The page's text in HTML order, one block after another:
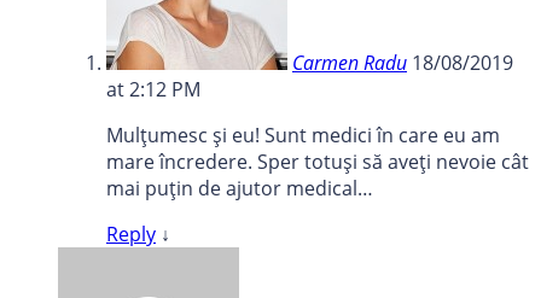
Carmen Radu 18/08/2019
at 2:12 PM
Mulțumesc și eu! Sunt medici în care eu am
mare încredere. Sper totuși să aveți nevoie cât
mai puțin de ajutor medical…
Reply ↓